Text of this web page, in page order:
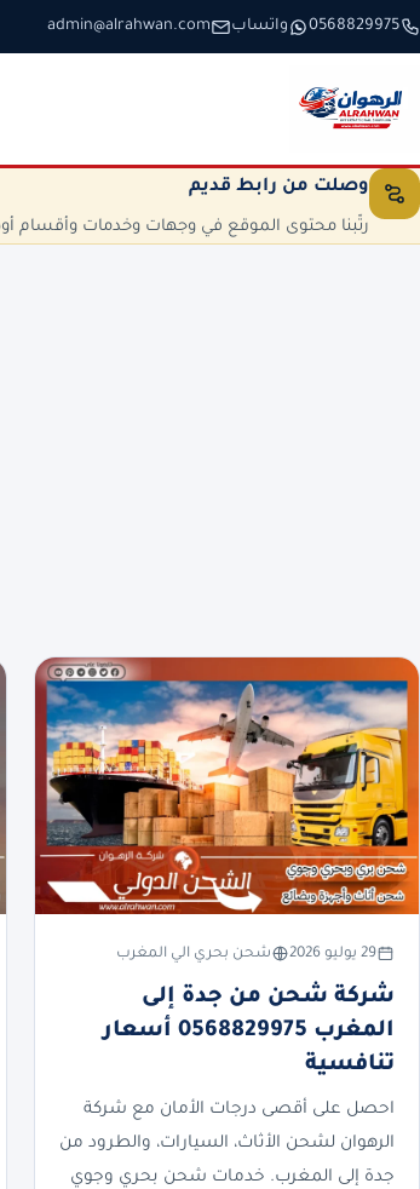
تخطَّ إلى المحتوى
0568829975 واتساب admin@alrahwan.com
وصلت من رابط قديم
رتّبنا محتوى الموقع في وجهات وخدمات وأقسام
29 يوليو 2026 شحن بحري الي المغرب
شركة شحن من جدة إلى
المغرب 0568829975 أسعار
تنافسية
احصل على أقصى درجات الأمان مع شركة
الرهوان لشحن الأثاث، السيارات، والطرود من
جدة إلى المغرب. خدمات شحن بحري وجوي